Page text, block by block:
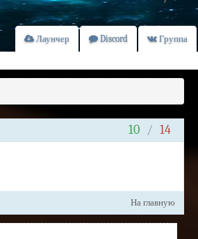
Лаунчер Discord Группа
10 / 14
На главную